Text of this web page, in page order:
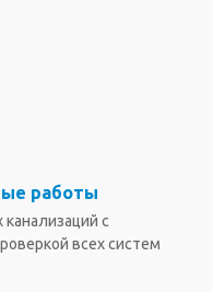
работы
с
всех систем